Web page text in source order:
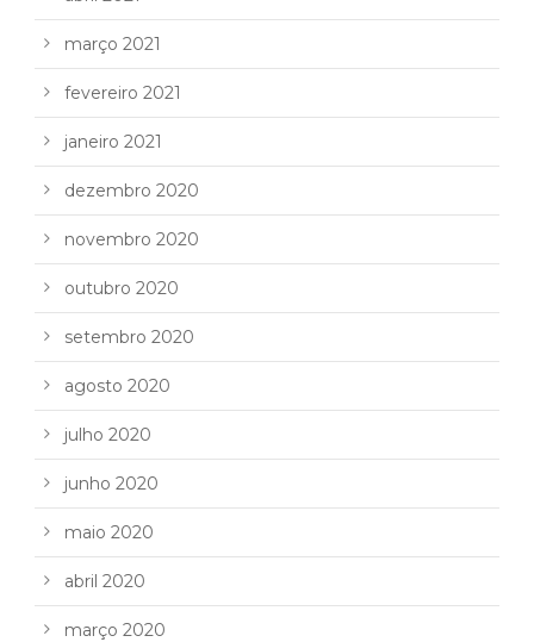
março 2021
fevereiro 2021
janeiro 2021
dezembro 2020
novembro 2020
outubro 2020
setembro 2020
agosto 2020
julho 2020
junho 2020
maio 2020
abril 2020
março 2020